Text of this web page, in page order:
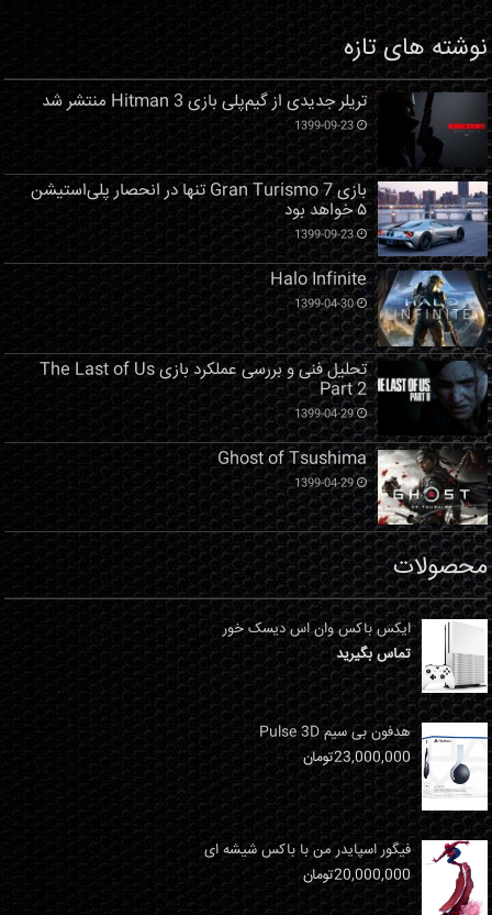
نوشته های تازه
تریلر جدیدی از گیم‌پلی بازی Hitman 3 منتشر شد
1399-09-23
بازی Gran Turismo 7 تنها در انحصار پلی‌استیشن
۵ خواهد بود
1399-09-23
Halo Infinite
1399-04-30
تحلیل فنی و بررسی عملکرد بازی The Last of Us
Part 2
1399-04-29
Ghost of Tsushima
1399-04-29
محصولات
ایکس باکس وان اس دیسک خور
تماس بگیرید
هدفون بی سیم Pulse 3D
23,000,000تومان
فیگور اسپایدر من با باکس شیشه ای
20,000,000تومان